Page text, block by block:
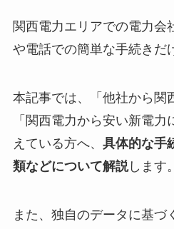
関西電力エリアでの電力会
や電話での簡単な手続きだ
本記事では、「他社から関
「関西電力から安い新電
えている方へ、 具体的な手
類などについて解説します。
また、独自のデータに基づ